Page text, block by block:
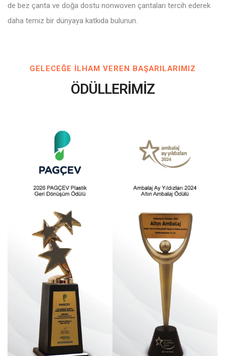
de bez çanta ve doğa dostu nonwoven çantaları tercih ederek
daha temiz bir dünyaya katkıda bulunun.
GELECEĞE ILHAM VEREN BAŞARILARIMIZ
ÖDÜLLERİMİZ